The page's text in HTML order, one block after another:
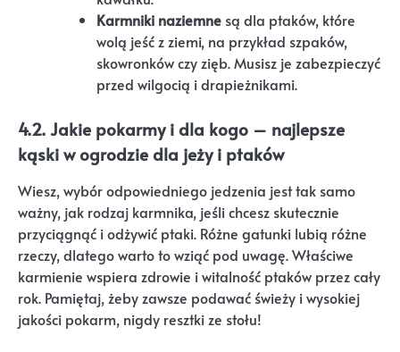
Karmniki naziemne są dla ptaków, które
wolą jeść z ziemi, na przykład szpaków,
skowronków czy zięb. Musisz je zabezpieczyć
przed wilgocią i drapieżnikami.
4.2. Jakie pokarmy i dla kogo – najlepsze
kąski w ogrodzie dla jeży i ptaków
Wiesz, wybór odpowiedniego jedzenia jest tak samo
ważny, jak rodzaj karmnika, jeśli chcesz skutecznie
przyciągnąć i odżywić ptaki. Różne gatunki lubią różne
rzeczy, dlatego warto to wziąć pod uwagę. Właściwe
karmienie wspiera zdrowie i witalność ptaków przez cały
rok. Pamiętaj, żeby zawsze podawać świeży i wysokiej
jakości pokarm, nigdy resztki ze stołu!